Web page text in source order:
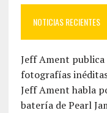
NOTICIAS RECIENTES
Jeff Ament
fotografías
Jeff Ament habla
batería de Pearl